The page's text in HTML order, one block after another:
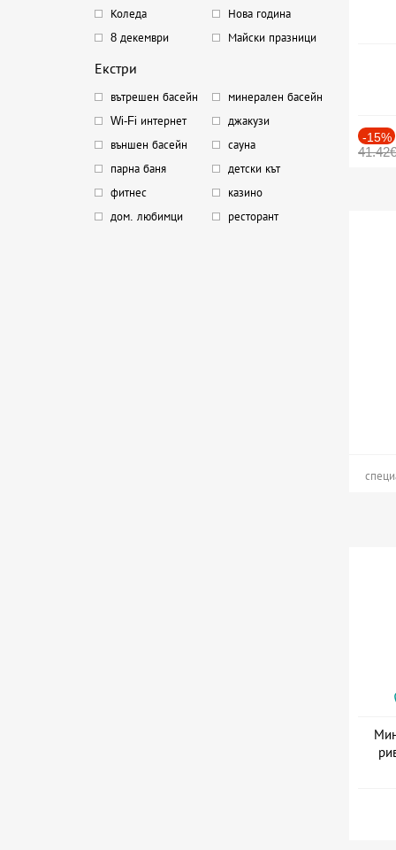
Коледа
Нова година
8 декември
Майски празници
Екстри
вътрешен басейн
минерален басейн
Wi-Fi интернет
джакузи
външен басейн
сауна
парна баня
детски кът
фитнес
казино
дом. любимци
ресторант
-15%
41.42€